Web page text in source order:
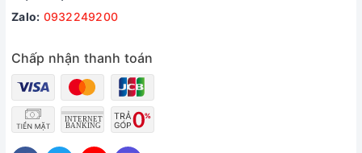
Zalo: 0932249200
Chấp nhận thanh toán